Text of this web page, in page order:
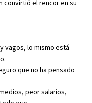
convirtió el rencor en su
vagos, lo mismo está
que no ha pensado
peor salarios,